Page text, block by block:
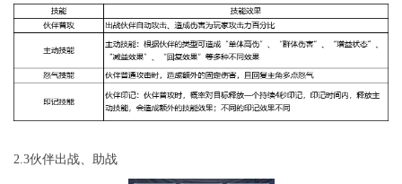
2.3伙伴出战、助战